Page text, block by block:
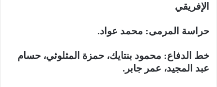
الإفريقي
حراسة المرمى: محمد عواد.
خط الدفاع: محمود بنتايك، حمزة المثلوثي، حسام
عبد المجيد، عمر جابر.